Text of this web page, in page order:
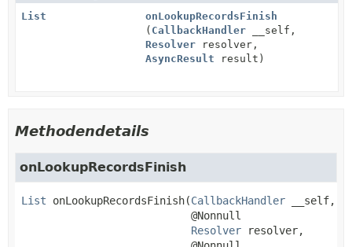
List
onLookupRecordsFinish
( CallbackHandler __self,
Resolver resolver,
AsyncResult result)
Methodendetails
onLookupRecordsFinish
List onLookupRecordsFinish(CallbackHandler __self,
@Nonnull
Resolver resolver,